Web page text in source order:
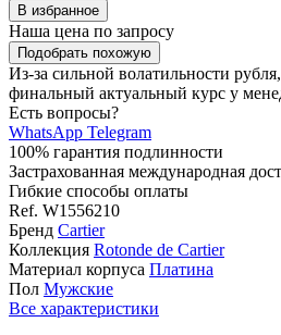
В избранное
Наша цена по запросу
Подобрать похожую
Из-за сильной волатильности
финальный актуальный курс у
Есть вопросы?
WhatsApp Telegram
100% гарантия подлинности
Застрахованная международная
Гибкие способы оплаты
Ref. W1556210
Бренд Cartier
Коллекция Rotonde de Cartier
Материал корпуса Платина
Пол Мужские
Все характеристики